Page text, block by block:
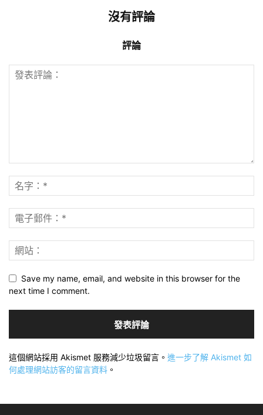
沒有評論
評論
Save my name, email, and website in this browser for the
next time I comment.
這個網站採用 Akismet 服務減少垃圾留言。 進一步了解 Akismet 如
何處理網站訪客的留言資料 。